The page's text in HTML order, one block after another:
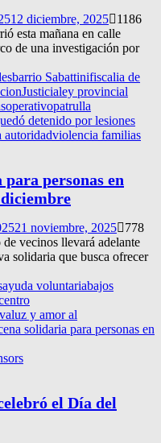
12 diciembre, 2025
1186
esta mañana en calle
de una investigación por
barrio Sabattinifiscalia de
Justicialey provincial
operativopatrulla
detenido por lesiones
autoridadviolencia familias
personas en
diciembre
21 noviembre, 2025
778
vecinos llevará adelante
solidaria que busca ofrecer
ayuda voluntariabajos
luz y amor al
solidaria para personas en
el Día del